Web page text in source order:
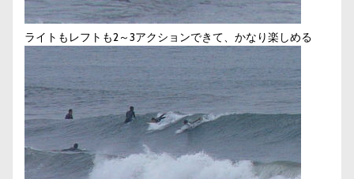
ライトもレフトも2～3アクションできて、かなり楽しめる